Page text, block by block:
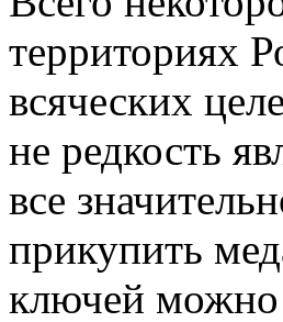
территориях
всяческих
не редкость
все
прикупить
ключей можно